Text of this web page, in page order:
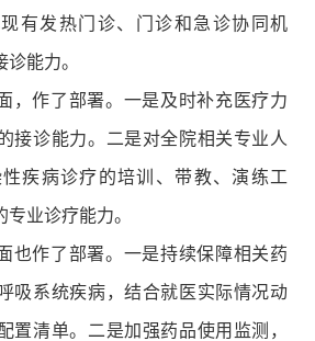
有发热门诊、门诊和急诊协同机
能力。
，作了部署。一是及时补充医疗力
接诊能力。二是对全院相关专业人
疾病诊疗的培训、带教、演练工
业诊疗能力。
也作了部署。一是持续保障相关药
吸系统疾病，结合就医实际情况动
置清单。二是加强药品使用监测，